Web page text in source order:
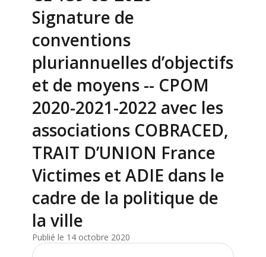
Signature de
conventions
pluriannuelles d’objectifs
et de moyens -- CPOM
2020-2021-2022 avec les
associations COBRACED,
TRAIT D’UNION France
Victimes et ADIE dans le
cadre de la politique de
la ville
Publié le 14 octobre 2020